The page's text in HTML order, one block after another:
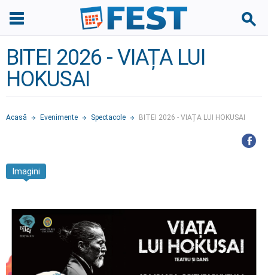
BITEI 2026 - VIAȚA LUI
HOKUSAI
Acasă Evenimente Spectacole BITEI 2026 - VIAȚA LUI HOKUSAI
Imagini